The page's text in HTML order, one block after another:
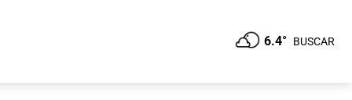
6.4° BUSCAR